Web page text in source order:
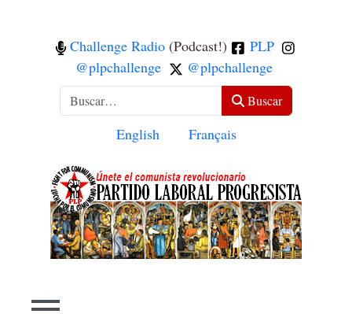
Challenge Radio (Podcast!)
PLP
@plpchallenge
@plpchallenge
Buscar Buscar
Seleccione su idioma
English Français